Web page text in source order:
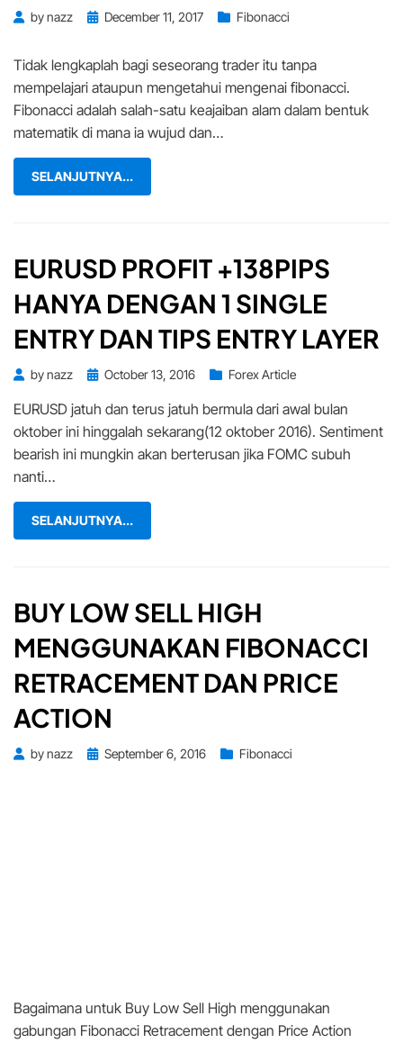
bynazz
PostedDecember 11, 2017 Fibonacci
Tidak lengkaplah bagi seseorang trader itu tanpa
mempelajari ataupun mengetahui mengenai fibonacci.
Fibonacci adalah salah-satu keajaiban alam dalam bentuk
matematik di mana ia wujud dan…
SELANJUTNYA...
EURUSD PROFIT +138PIPS
HANYA DENGAN 1 SINGLE
ENTRY DAN TIPS ENTRY LAYER
bynazz
PostedOctober 13, 2016 Forex Article
EURUSD jatuh dan terus jatuh bermula dari awal bulan
oktober ini hinggalah sekarang(12 oktober 2016). Sentiment
bearish ini mungkin akan berterusan jika FOMC subuh
nanti…
SELANJUTNYA...
BUY LOW SELL HIGH
MENGGUNAKAN FIBONACCI
RETRACEMENT DAN PRICE
ACTION
bynazz
PostedSeptember 6, 2016 Fibonacci
Bagaimana untuk Buy Low Sell High menggunakan
gabungan Fibonacci Retracement dengan Price Action